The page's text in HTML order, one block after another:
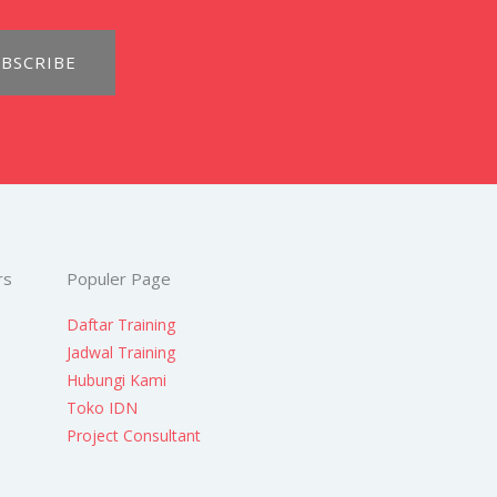
Populer Page
Daftar Training
Jadwal Training
Hubungi Kami
Toko IDN
Project Consultant